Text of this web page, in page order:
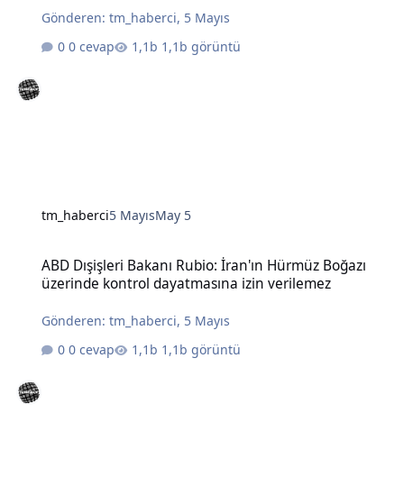
Gönderen:tm_haberci, 5 Mayıs
0 cevap
1,1b görüntü
tm_haberci5 MayısMay 5
ABD Dışişleri Bakanı Rubio: İran'ın Hürmüz Boğazı
üzerinde kontrol dayatmasına izin verilemez
Gönderen:tm_haberci, 5 Mayıs
0 cevap
1,1b görüntü